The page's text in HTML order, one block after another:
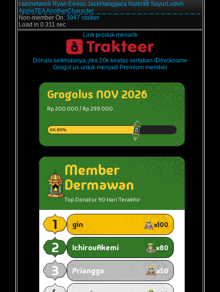
cabinetwork Ryan Exvius JackHanggara Naito98 SayurLodeh
AppleTEAAnotherCharacter
Non-member On: 3947 stalker.
Load in 0.311 sec
Link produk menarik
Donasi seikhlasnya, jika 20k keatas sertakan ID/nickname
Grogol.us untuk menjadi Premium member